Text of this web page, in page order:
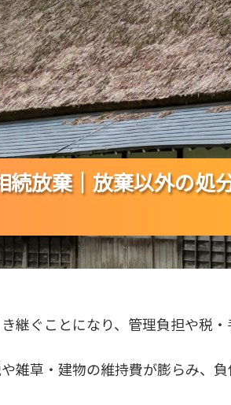
続放棄｜放棄以外の処
続放棄｜放棄以外の処
続放棄｜放棄以外の処
継ぐことになり、管理負担や税・
雑草・建物の維持費が膨らみ、